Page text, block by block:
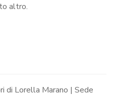
altro.
Lorella Marano | Sede